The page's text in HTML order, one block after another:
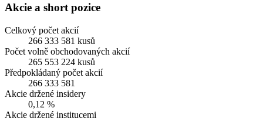
Akcie a short pozice
Celkový počet akcií
266 333 581 kusů
Počet volně obchodovaných akcií
265 553 224 kusů
Předpokládaný počet akcií
266 333 581
Akcie držené insidery
0,12 %
Akcie držené institucemi